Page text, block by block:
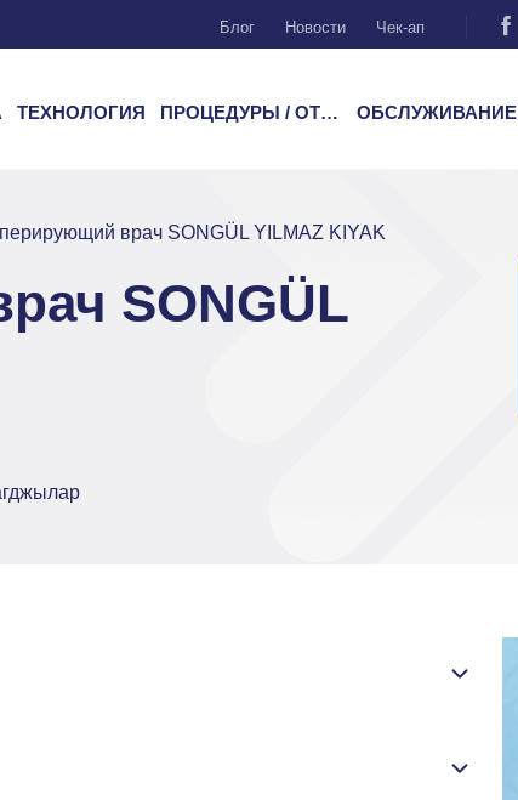
Блог Новости Чек-ап
ТЕХНОЛОГИЯ ПРОЦЕДУРЫ / ОТДЕЛЕНИЯ ОБСЛУЖИВАНИЕ ПАЦИЕНТОВ
врач SONGÜL YILMAZ KIYAK
SONGÜL